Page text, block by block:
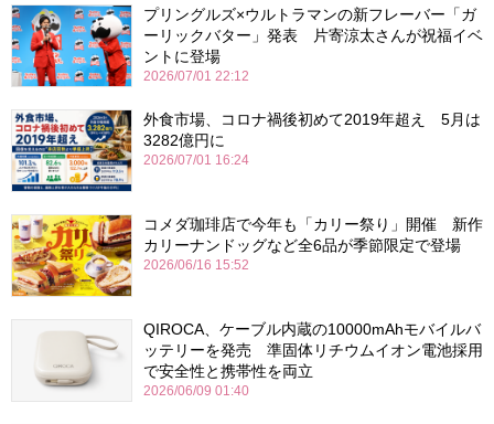
プリングルズ×ウルトラマンの新フレーバー「ガ
ーリックバター」発表 片寄涼太さんが祝福イベ
ントに登場
2026/07/01 22:12
外食市場、コロナ禍後初めて2019年超え 5月は
3282億円に
2026/07/01 16:24
コメダ珈琲店で今年も「カリー祭り」開催 新作
カリーナンドッグなど全6品が季節限定で登場
2026/06/16 15:52
QIROCA、ケーブル内蔵の10000mAhモバイルバ
ッテリーを発売 準固体リチウムイオン電池採用
で安全性と携帯性を両立
2026/06/09 01:40